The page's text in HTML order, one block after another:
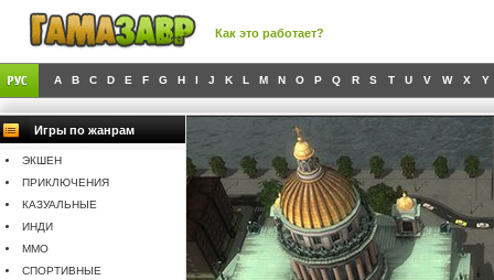
Как это работает?
A B C D E F G H I J K L M N O P Q R S T U V W X Y
Игры по жанрам
ЭКШЕН
ПРИКЛЮЧЕНИЯ
КАЗУАЛЬНЫЕ
ИНДИ
MMO
СПОРТИВНЫЕ